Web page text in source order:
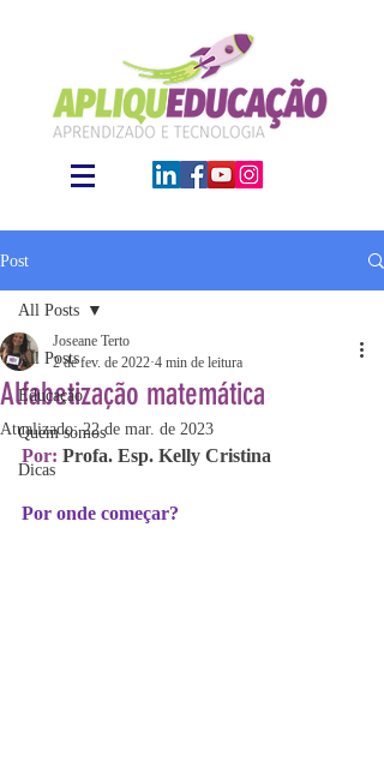
Post
All Posts
Educação
Quem somos
Dicas
All Posts
Alfabetização matemática
Joseane Terto
2 de fev. de 2022 4 min de leitura
Atualizado:22 de mar. de 2023
Por: Profa. Esp. Kelly Cristina
Por onde começar?